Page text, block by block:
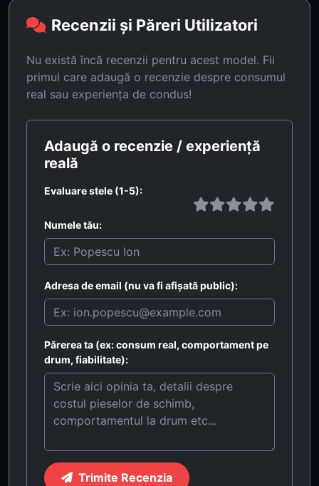
Recenzii și Păreri Utilizatori
Nu există încă recenzii pentru acest model. Fii
primul care adaugă o recenzie despre consumul
real sau experiența de condus!
Adaugă o recenzie / experiență
reală
Evaluare stele (1-5):
Numele tău:
Adresa de email (nu va fi afișată public):
Părerea ta (ex: consum real, comportament pe
drum, fiabilitate):
Trimite Recenzia